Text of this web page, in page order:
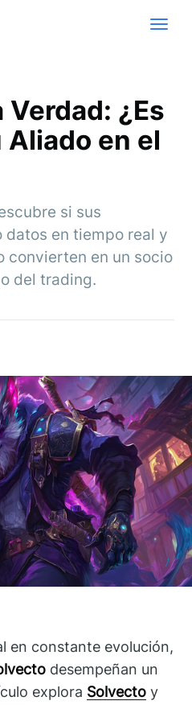
¿Es
Aliado en el
si sus
en tiempo real y
convierten en un socio
del trading.
en constante evolución,
desempeñan un
explora Solvecto y